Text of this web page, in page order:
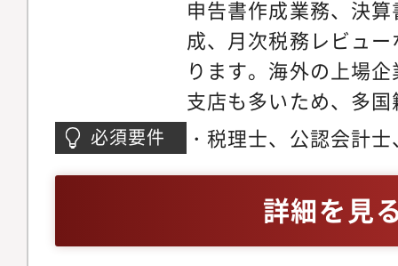
よび準確定申告書の
をめぐる出張先・出
施設にかかわるリス
向先の国における税
～ その他、世界各国
容：以下のような税
調書の作成にかかわ
本の関連会社に赴任
税の申告書・租税条
作成? 日本で個人事
請届出書などの作成
本人の所得税の申告
債務調書などの作成?
申告書作成業務、決
成、月次税務レビュ
ります。海外の上場
支店も多いため、多
過程における税務ア
は、海外への所得移
複雑な税制が設けら
けの質の高い税務申
必須要件
・税理士、公認会計
人に対する税務顧問
税務コンサルティン
詳細を見